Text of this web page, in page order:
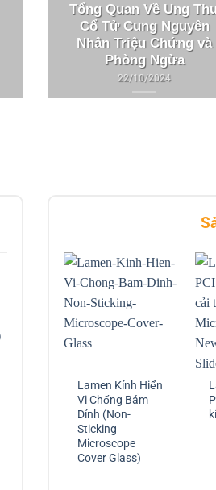
Tổng Quan Về Ung
Cổ Tử Cung Nguyên
Nhân Triệu Chứng và
Phòng Ngừa
22/10/2024
Lamen Kính Hiển
Vi Chống Bám
Dính (Non-
Sticking
Microscope
Cover Glass)